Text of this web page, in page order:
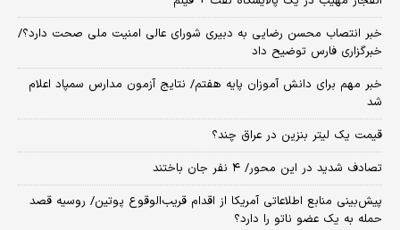
خبر انتصاب محسن رضایی به دبیری شورای عالی امنیت ملی صحت دارد؟/
خبرگزاری فارس توضیح داد
خبر مهم برای دانش آموزان پایه هفتم/ نتایج آزمون مدارس سمپاد اعلام
شد
قیمت یک لیتر بنزین در عراق چند؟
تصادف شدید در این محور/ ۴ نفر جان باختند
پیش‌بینی منابع اطلاعاتی آمریکا از اقدام قریب‌الوقوع پوتین/ روسیه قصد
حمله به یک عضو ناتو را دارد؟